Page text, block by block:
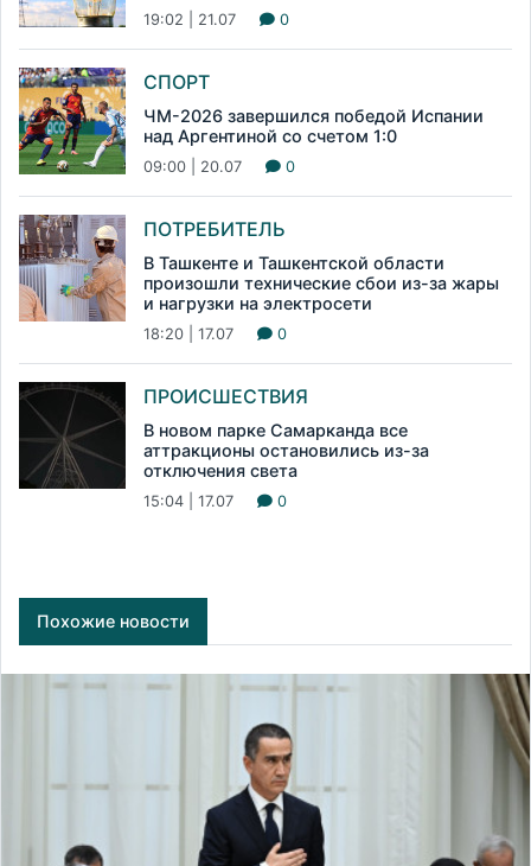
19:02 | 21.07 0
СПОРТ
ЧМ-2026 завершился победой Испании
над Аргентиной со счетом 1:0
09:00 | 20.07 0
ПОТРЕБИТЕЛЬ
В Ташкенте и Ташкентской области
произошли технические сбои из-за жары
и нагрузки на электросети
18:20 | 17.07 0
ПРОИСШЕСТВИЯ
В новом парке Самарканда все
аттракционы остановились из-за
отключения света
15:04 | 17.07 0
Похожие новости